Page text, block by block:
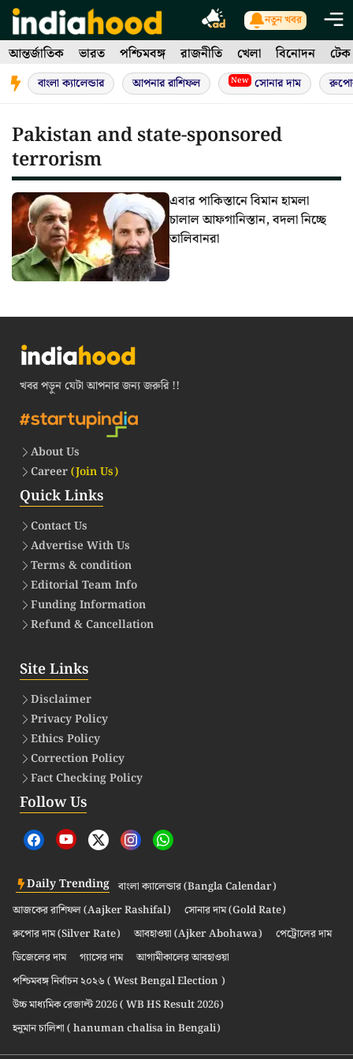
Skip
to
content
নতুন খবর
আন্তর্জাতিক ভারত পশ্চিমবঙ্গ রাজনীতি খেলা বিনোদন টেক
বাংলা ক্যালেন্ডার আপনার রাশিফল New সোনার দাম
Pakistan and state-sponsored
terrorism
এবার পাকিস্তানে বিমান হামলা
চালাল আফগানিস্তান, বদলা নিচ্ছে
তালিবানরা
খবর পড়ুন যেটা আপনার জন্য জরুরি !!
About Us
Career(Join Us)
Quick Links
Contact Us
Advertise With Us
Terms & condition
Editorial Team Info
Funding Information
Refund & Cancellation
Site Links
Disclaimer
Privacy Policy
Ethics Policy
Correction Policy
Fact Checking Policy
Follow Us
Daily Trending বাংলা ক্যালেন্ডার (Bangla Calendar)
আজকের রাশিফল (Aajker Rashifal)
সোনার দাম (Gold Rate)
রুপোর দাম (Silver Rate)
আবহাওয়া (Ajker Abohawa)
পেট্রোলের দাম
ডিজেলের দাম
গ্যাসের দাম
আগামীকালের আবহাওয়া
পশ্চিমবঙ্গ নির্বাচন ২০২৬ ( West Bengal Election )
উচ্চ মাধ্যমিক রেজাল্ট 2026 ( WB HS Result 2026)
হনুমান চালিশা ( hanuman chalisa in Bengali)